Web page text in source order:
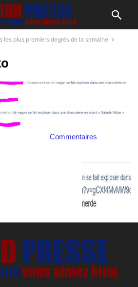
les plus premiers degrés de la semaine
Commentaires